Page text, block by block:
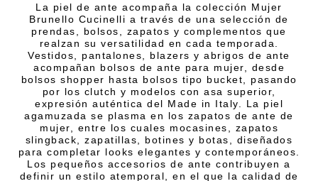
La piel de ante acompaña la colección Mujer
Brunello Cucinelli a través de una selección de
prendas, bolsos, zapatos y complementos que
realzan su versatilidad en cada temporada.
Vestidos, pantalones, blazers y abrigos de ante
acompañan bolsos de ante para mujer, desde
bolsos shopper hasta bolsos tipo bucket, pasando
por los clutch y modelos con asa superior,
expresión auténtica del Made in Italy. La piel
agamuzada se plasma en los zapatos de ante de
mujer, entre los cuales mocasines, zapatos
slingback, zapatillas, botines y botas, diseñados
para completar looks elegantes y contemporáneos.
Los pequeños accesorios de ante contribuyen a
definir un estilo atemporal, en el que la calidad de